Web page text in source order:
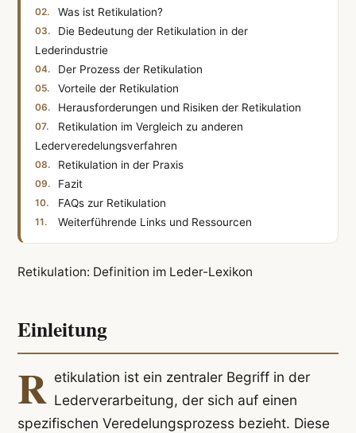
Was ist Retikulation?
Die Bedeutung der Retikulation in der
Lederindustrie
Der Prozess der Retikulation
Vorteile der Retikulation
Herausforderungen und Risiken der Retikulation
Retikulation im Vergleich zu anderen
Lederveredelungsverfahren
Retikulation in der Praxis
Fazit
FAQs zur Retikulation
Weiterführende Links und Ressourcen
Retikulation: Definition im Leder-Lexikon
Einleitung
R etikulation ist ein zentraler Begriff in der
Lederverarbeitung, der sich auf einen
spezifischen Veredelungsprozess bezieht. Diese